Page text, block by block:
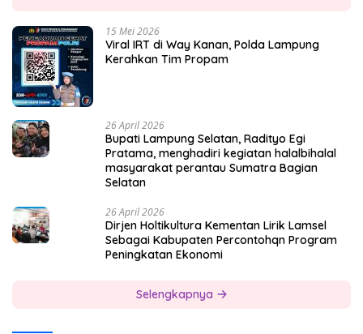
15 Mei 2026
Viral IRT di Way Kanan, Polda Lampung
Kerahkan Tim Propam
26 April 2026
Bupati Lampung Selatan, Radityo Egi
Pratama, menghadiri kegiatan halalbihalal
masyarakat perantau Sumatra Bagian
Selatan
26 April 2026
Dirjen Holtikultura Kementan Lirik Lamsel
Sebagai Kabupaten Percontohqn Program
Peningkatan Ekonomi
Selengkapnya